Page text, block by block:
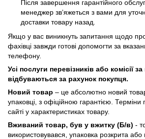
Після завершення гарантійного
менеджер зв’яжеться з вами для
доставки товару назад.
Якщо у вас виникнуть запитання щодо
фахівці завжди готові допомогти за
телефону.
Усі послуги перевізників або комісії
відбуваються за рахунок покупця.
Новий товар – це абсолютно новий
упаковці, з офіційною гарантією. Терміни
сайті у характеристиках товару.
Вживаний товар, був у вжитку (Б/в) -
використовувався, упаковка розкрита